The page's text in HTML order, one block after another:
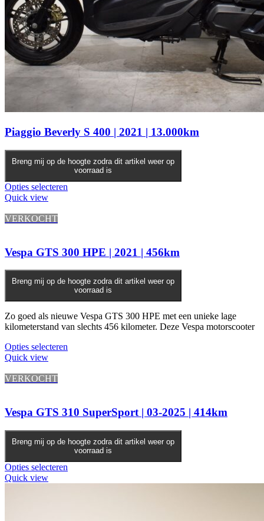
Piaggio Beverly S 400 | 2021 | 13.000km
Breng mij op de hoogte zodra dit artikel weer op
voorraad is
Opties selecteren
Quick view
VERKOCHT
Vespa GTS 300 HPE | 2021 | 456km
Breng mij op de hoogte zodra dit artikel weer op
voorraad is
Zo goed als nieuwe Vespa GTS 300 HPE met een unieke lage
kilometerstand van slechts 456 kilometer. Deze Vespa motorscooter
Opties selecteren
Quick view
VERKOCHT
Vespa GTS 310 SuperSport | 03-2025 | 414km
Breng mij op de hoogte zodra dit artikel weer op
voorraad is
Opties selecteren
Quick view